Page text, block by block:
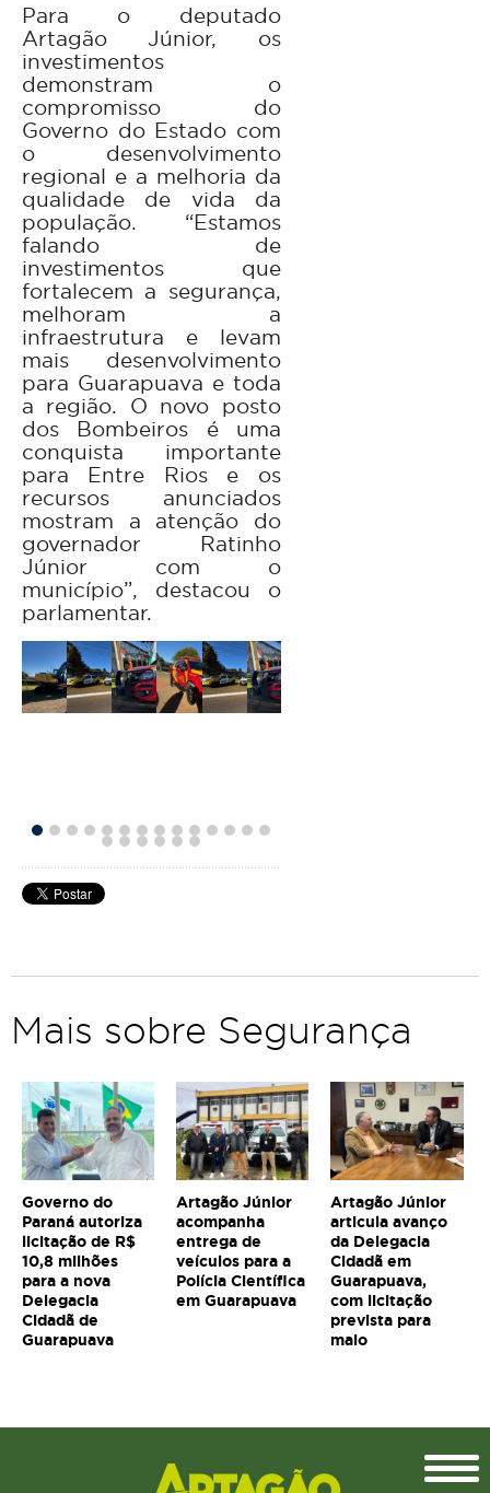
Para o deputado
Artagão Júnior, os
investimentos
demonstram o
compromisso do
Governo do Estado com
o desenvolvimento
regional e a melhoria da
qualidade de vida da
população. “Estamos
falando de
investimentos que
fortalecem a segurança,
melhoram a
infraestrutura e levam
mais desenvolvimento
para Guarapuava e toda
a região. O novo posto
dos Bombeiros é uma
conquista importante
para Entre Rios e os
recursos anunciados
mostram a atenção do
governador Ratinho
Júnior com o
município”, destacou o
parlamentar.
Mais sobre Segurança
Governo do
Paraná autoriza
licitação de R$
10,8 milhões
para a nova
Delegacia
Cidadã de
Guarapuava
Artagão Júnior
acompanha
entrega de
veículos para a
Polícia Científica
em Guarapuava
Artagão Júnior
articula avanço
da Delegacia
Cidadã em
Guarapuava,
com licitação
prevista para
maio